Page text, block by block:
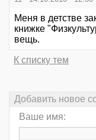
Меня в детстве
книжке
вещь.
К списку тем
Добавить новое
Ваше имя: